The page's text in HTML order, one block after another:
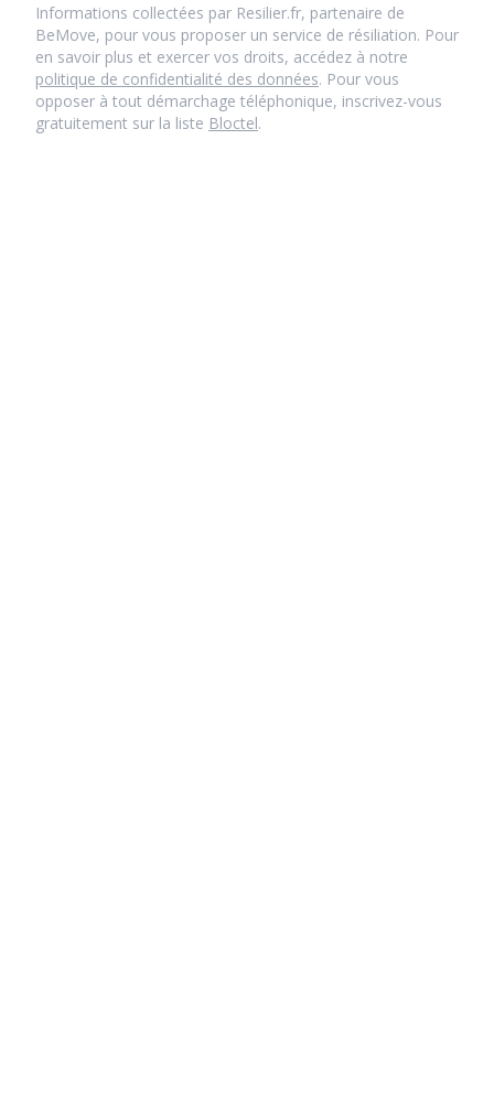
Informations collectées par Resilier.fr, partenaire de
BeMove, pour vous proposer un service de résiliation. Pour
en savoir plus et exercer vos droits, accédez à notre
politique de confidentialité des données. Pour vous
opposer à tout démarchage téléphonique, inscrivez-vous
gratuitement sur la liste Bloctel.